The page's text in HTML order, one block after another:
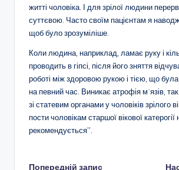
житті чоловіка. І для зрілої людини
суттєвою. Часто своїм пацієнтам я
щоб було зрозуміліше.
Коли людина, наприклад, ламає руку і
проводить в гіпсі, після його зняття
роботі між здоровою рукою і тією, що
на певний час. Виникає атрофія мʾязів,
зі статевим органами у чоловіків зрілого
пости чоловікам старшої вікової катерогії
рекомендується”.
Попередній запис